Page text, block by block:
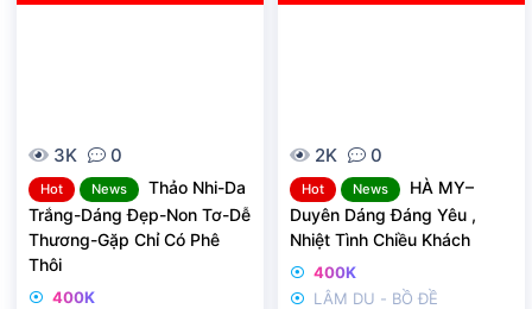
3K 0
Hot News
Thảo Nhi-Da
Trắng-Dáng Đẹp-Non Tơ-Dễ
Thương-Gặp Chỉ Có Phê
Thôi
400K
2K 0
Hot News
HÀ MY–
Duyên Dáng Đáng Yêu ,
Nhiệt Tình Chiều Khách
400K
LÂM DU - BỒ ĐỀ